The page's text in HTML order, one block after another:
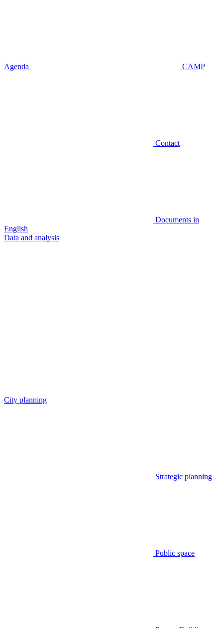
Agenda CAMP
Contact
Documents in
English
Data and analysis
City planning
Strategic planning
Public space